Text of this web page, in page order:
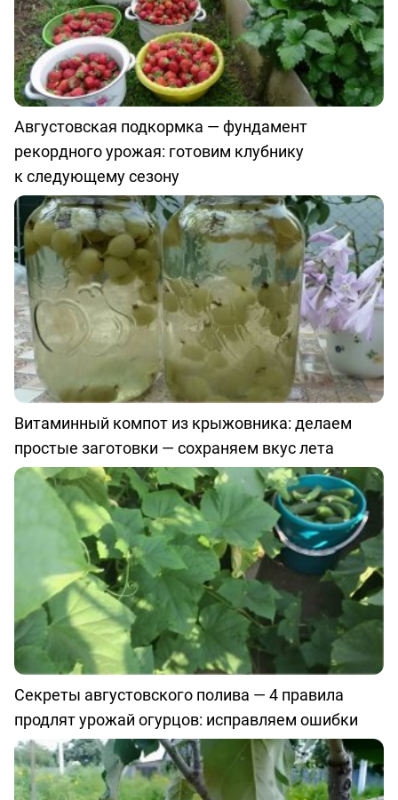
Августовская подкормка — фундамент
рекордного урожая: готовим клубнику
к следующему сезону
Витаминный компот из крыжовника: делаем
простые заготовки — сохраняем вкус лета
Секреты августовского полива — 4 правила
продлят урожай огурцов: исправляем ошибки